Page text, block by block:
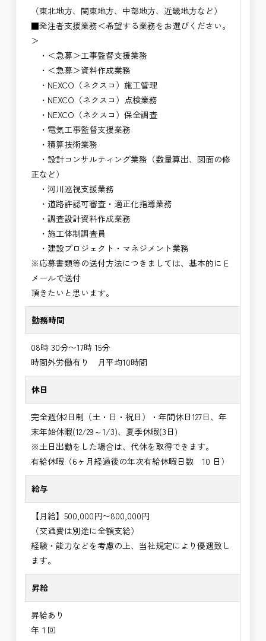
（東北地方、関東地方、中部地方、近畿地方など）
■発注者支援業務＜希望する業務をお選びください。
＞
・＜急募＞工事監督支援業務
・＜急募＞資料作成業務
・NEXCO（ネクスコ）施工管理
・NEXCO（ネクスコ）点検業務
・NEXCO（ネクスコ）保全調査
・電気工事監督支援業務
・積算技術業務
・設計コンサルティング業務（数量算出、図面の修
正など）
・河川巡視支援業務
・道路許認可審査・適正化指導業務
・調査設計資料作成業務
・施工体制調査員
・建設プロジェクト・マネジメント業務
※応募書類等の送付方法につきましては、基本的にＥ
メールで送付
頂きたいと思います。
勤務時間
08時 30分〜17時 15分
時間外労働有り 月平均10時間
休日
完全週休2日制（土・日・祝日）・年間休日127日、年
末年始休暇(12/29～1/3)、夏季休暇(3日)
※土日出勤をした場合は、代休を取得できます。
有給休暇（6ヶ月経過後の年次有給休暇日数 10 日）
給与
【月給】500,000円〜800,000円
（交通費は別途に全額支給）
経験・能力などを考慮の上、当社規定により優遇致し
ます。
昇給
昇給あり
年１回